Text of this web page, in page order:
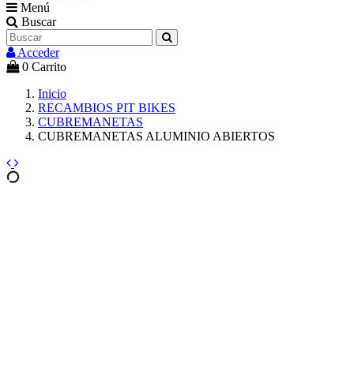
Menú
Buscar
Acceder
0 Carrito
Inicio
RECAMBIOS PIT BIKES
CUBREMANETAS
CUBREMANETAS ALUMINIO ABIERTOS